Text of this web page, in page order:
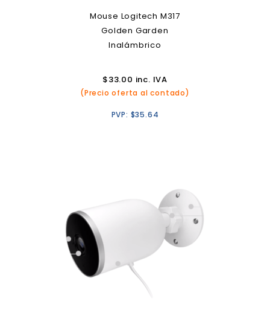
Mouse Logitech M317
Golden Garden
Inalámbrico
$33.00 inc. IVA
(Precio oferta al contado)
PVP: $35.64